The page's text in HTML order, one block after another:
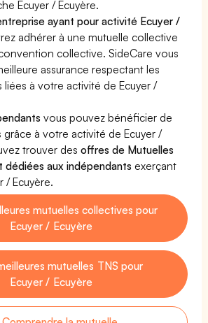
Ecuyer / Ecuyère.
ayant pour activité Ecuyer /
adhérer à une mutuelle collective
collective. SideCare vous
assurance respectant les
à votre activité de Ecuyer /
vous pouvez bénéficier de
à votre activité de Ecuyer /
trouver desoffres de Mutuelles
dédiées aux indépendants exerçant
/ Ecuyère.
mutuelles collectives pour
Ecuyer / Ecuyère
mutuelles TNS pour
Ecuyer / Ecuyère